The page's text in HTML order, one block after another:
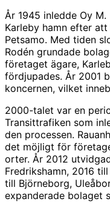
År 1945 inledde Oy
Karleby hamn efter
Petsamo. Med tiden
Rodén grundade
företaget ägare,
fördjupades. År 2001
koncernen, vilket
2000-talet var en
Transittrafiken som
den processen.
det möjligt för
orter. År 2012
Fredrikshamn, 2016
till Björneborg,
expanderade bolaget